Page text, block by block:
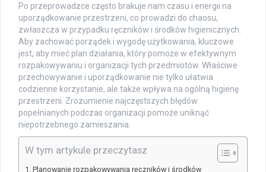
Po przeprowadzce często brakuje nam czasu i energii na
uporządkowanie przestrzeni, co prowadzi do chaosu,
zwłaszcza w przypadku ręczników i środków higienicznych.
Aby zachować porządek i wygodę użytkowania, kluczowe
jest, aby mieć plan działania, który pomoże w efektywnym
rozpakowywaniu i organizacji tych przedmiotów. Właściwe
przechowywanie i uporządkowanie nie tylko ułatwia
codzienne korzystanie, ale także wpływa na ogólną higienę
przestrzeni. Zrozumienie najczęstszych błędów
popełnianych podczas organizacji pomoże uniknąć
niepotrzebnego zamieszania.
W tym artykule przeczytasz
Planowanie rozpakowywania ręczników i środków